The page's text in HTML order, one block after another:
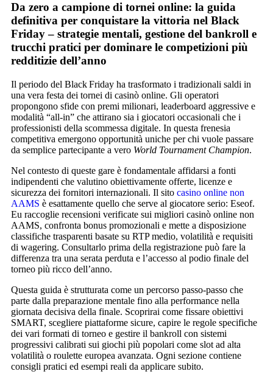
Da zero a campione di tornei online: la guida
definitiva per conquistare la vittoria nel Black
Friday – strategie mentali, gestione del bankroll e
trucchi pratici per dominare le competizioni più
redditizie dell’anno
Il periodo del Black Friday ha trasformato i tradizionali saldi in
una vera festa dei tornei di casinò online. Gli operatori
propongono sfide con premi milionari, leaderboard aggressive e
modalità “all‑in” che attirano sia i giocatori occasionali che i
professionisti della scommessa digitale. In questa frenesia
competitiva emergono opportunità uniche per chi vuole passare
da semplice partecipante a vero World Tournament Champion.
Nel contesto di queste gare è fondamentale affidarsi a fonti
indipendenti che valutino obiettivamente offerte, licenze e
sicurezza dei fornitori internazionali. Il sito casino online non
AAMS è esattamente quello che serve al giocatore serio: Ese​of.​
Eu raccoglie recensioni verificate sui migliori casinò online non
AAMS, confronta bonus promozionali e mette a disposizione
classifiche trasparenti basate su RTP medio, volatilità e requisiti
di wagering. Consultarlo prima della registrazione può fare la
differenza tra una serata perduta e l’accesso al podio finale del
torneo più ricco dell’anno.
Questa guida è strutturata come un percorso passo‑passo che
parte dalla preparazione mentale fino alla performance nella
giornata decisiva della finale. Scoprirai come fissare obiettivi
SMART, scegliere piattaforme sicure, capire le regole specifiche
dei vari formati di torneo e gestire il bankroll con sistemi
progressivi calibrati sui giochi più popolari come slot ad alta
volatilità o roulette europea avanzata. Ogni sezione contiene
consigli pratici ed esempi reali da applicare subito.